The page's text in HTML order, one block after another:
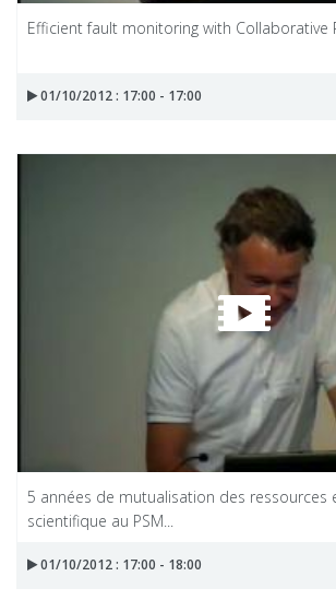
Efficient fault monitoring with Collaborative
01/10/2012 : 17:00 - 17:00
5 années de mutualisation des ressources
scientifique au PSM...
01/10/2012 : 17:00 - 18:00